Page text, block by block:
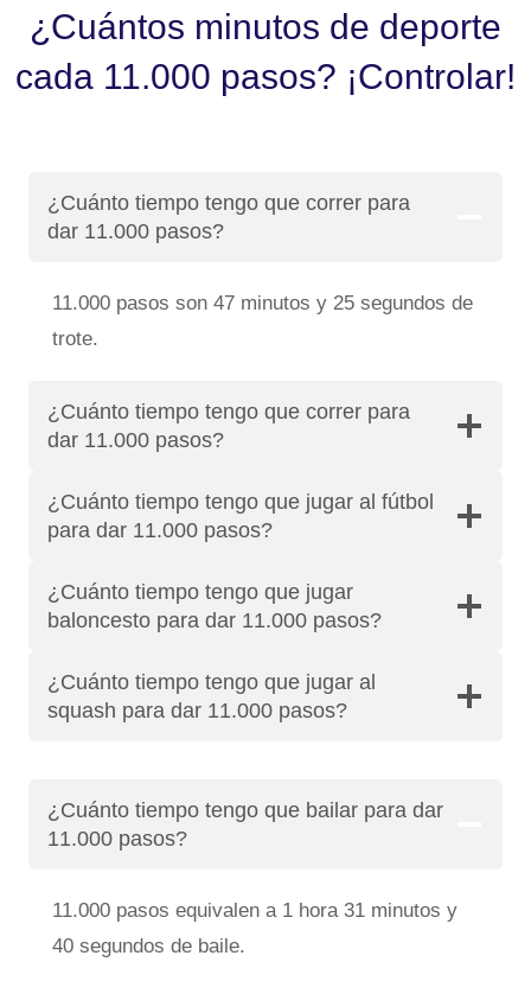
¿Cuántos minutos de deporte
cada 11.000 pasos? ¡Controlar!
¿Cuánto tiempo tengo que correr para
dar 11.000 pasos?
11.000 pasos son 47 minutos y 25 segundos de
trote.
¿Cuánto tiempo tengo que correr para
dar 11.000 pasos?
¿Cuánto tiempo tengo que jugar al fútbol
para dar 11.000 pasos?
¿Cuánto tiempo tengo que jugar
baloncesto para dar 11.000 pasos?
¿Cuánto tiempo tengo que jugar al
squash para dar 11.000 pasos?
¿Cuánto tiempo tengo que bailar para dar
11.000 pasos?
11.000 pasos equivalen a 1 hora 31 minutos y
40 segundos de baile.